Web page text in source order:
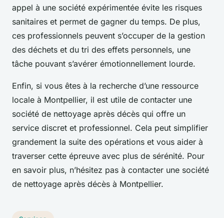
appel à une société expérimentée évite les risques
sanitaires et permet de gagner du temps. De plus,
ces professionnels peuvent s’occuper de la gestion
des déchets et du tri des effets personnels, une
tâche pouvant s’avérer émotionnellement lourde.
Enfin, si vous êtes à la recherche d’une ressource
locale à Montpellier, il est utile de contacter une
société de nettoyage après décès qui offre un
service discret et professionnel. Cela peut simplifier
grandement la suite des opérations et vous aider à
traverser cette épreuve avec plus de sérénité. Pour
en savoir plus, n’hésitez pas à contacter une société
de nettoyage après décès à Montpellier.